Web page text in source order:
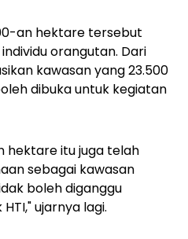
an hektare tersebut
orangutan. Dari
kawasan yang 23.500
dibuka untuk kegiatan
hektare itu juga telah
sebagai kawasan
boleh diganggu
ujarnya lagi.